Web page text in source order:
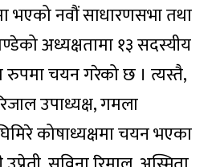
भएको नवौं साधारणसभा तथा
अध्यक्षतामा १३ सदस्यीय
रुपमा चयन गरेको छ । त्यस्तै,
उपाध्यक्ष, गमला
कोषाध्यक्षमा चयन भएका